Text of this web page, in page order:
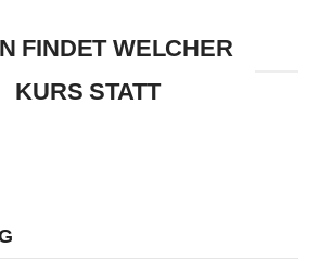
FINDET WELCHER
KURS STATT